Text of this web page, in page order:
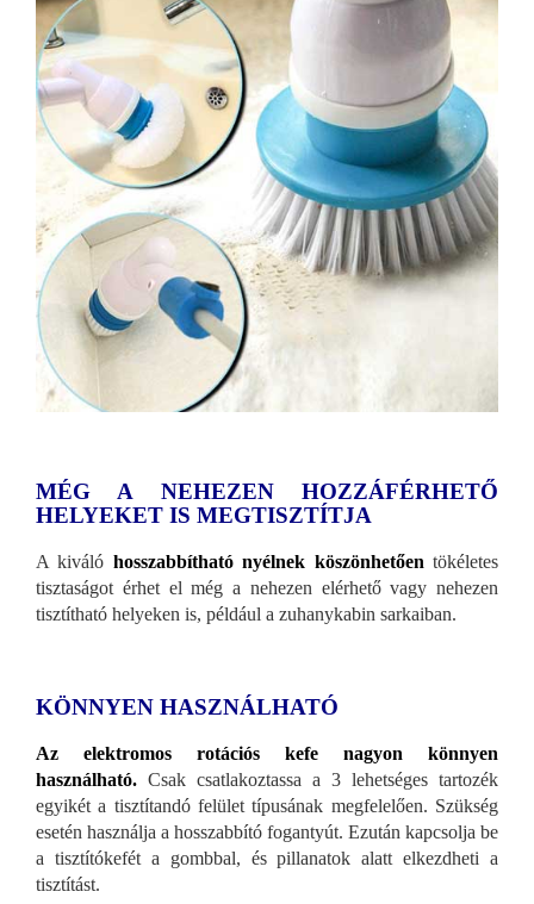
MÉG A NEHEZEN HOZZÁFÉRHETŐ
HELYEKET IS MEGTISZTÍTJA
A kiváló hosszabbítható nyélnek köszönhetően tökéletes
tisztaságot érhet el még a nehezen elérhető vagy nehezen
tisztítható helyeken is, például a zuhanykabin sarkaiban.
KÖNNYEN HASZNÁLHATÓ
Az elektromos rotációs kefe nagyon könnyen
használható. Csak csatlakoztassa a 3 lehetséges tartozék
egyikét a tisztítandó felület típusának megfelelően. Szükség
esetén használja a hosszabbító fogantyút. Ezután kapcsolja be
a tisztítókefét a gombbal, és pillanatok alatt elkezdheti a
tisztítást.